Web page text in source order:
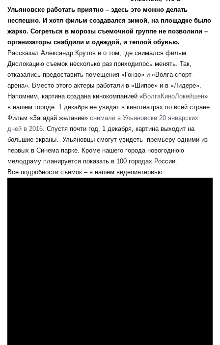
Ульяновске работать приятно – здесь это можно делать
неспешно. И хотя фильм создавался зимой, на площадке было
жарко. Согреться в морозы съемочной группе не позволили –
организаторы снабдили и одеждой, и теплой обувью.
Рассказал Александр Крутов и о том, где снимался фильм.
Дислокацию съемок несколько раз приходилось менять. Так,
отказались предоставить помещения «Гонзо» и «Волга-спорт-
арена». Вместо этого актеры работали в «Шипре» и в «Лидере».
Напомним, картина создана кинокомпанией «ВолгаКиноЛокейшен»
в нашем городе. 1 декабря ее увидят в кинотеатрах по всей стране.
Фильм «Загадай желание» снимали в Ульяновске 20 январских
дней в 2016 . Спустя почти год, 1 декабря, картина выходит на
большие экраны. Ульяновцы смогут увидеть премьеру одними из
первых в Синема парке. Кроме нашего города новогоднюю
мелодраму планируется показать в 100 городах России.
Все подробности съемок – в нашем видеоинтервью.